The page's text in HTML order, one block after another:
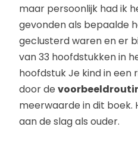
maar persoonlijk had ik
gevonden als bepaalde
geclusterd waren en er
van 33 hoofdstukken in
hoofdstuk Je kind in een
door de
meerwaarde in dit boek.
aan de slag als ouder.